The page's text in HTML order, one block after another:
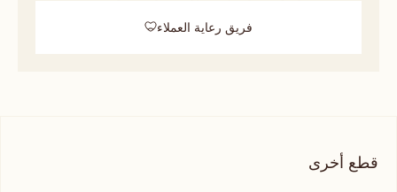
فريق رعاية العملاء
قطع أخرى